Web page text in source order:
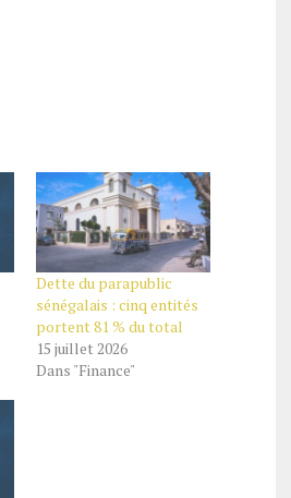
Dette du parapublic
sénégalais : cinq entités
portent 81 % du total
15 juillet 2026
Dans "Finance"